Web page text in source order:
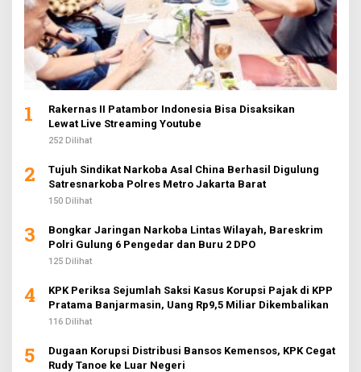
1
Rakernas II Patambor Indonesia Bisa Disaksikan
Lewat Live Streaming Youtube
252 Dilihat
2
Tujuh Sindikat Narkoba Asal China Berhasil Digulung
Satresnarkoba Polres Metro Jakarta Barat
150 Dilihat
3
Bongkar Jaringan Narkoba Lintas Wilayah, Bareskrim
Polri Gulung 6 Pengedar dan Buru 2 DPO
125 Dilihat
4
KPK Periksa Sejumlah Saksi Kasus Korupsi Pajak di KPP
Pratama Banjarmasin, Uang Rp9,5 Miliar Dikembalikan
116 Dilihat
5
Dugaan Korupsi Distribusi Bansos Kemensos, KPK Cegat
Rudy Tanoe ke Luar Negeri